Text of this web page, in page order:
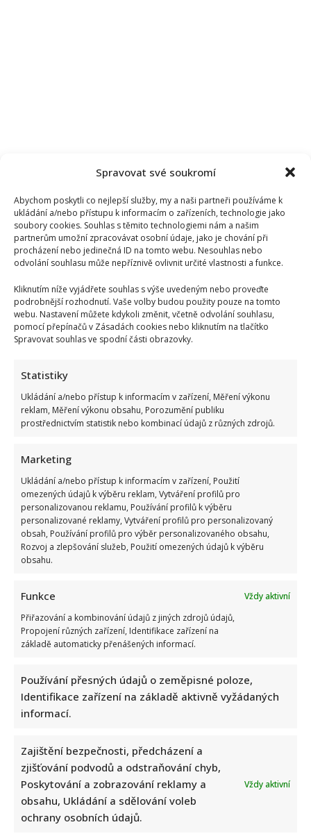
Spravovat své soukromí
Abychom poskytli co nejlepší služby, my a naši partneři používáme k
ukládání a/nebo přístupu k informacím o zařízeních, technologie jako
soubory cookies. Souhlas s těmito technologiemi nám a našim
partnerům umožní zpracovávat osobní údaje, jako je chování při
procházení nebo jedinečná ID na tomto webu. Nesouhlas nebo
odvolání souhlasu může nepříznivě ovlivnit určité vlastnosti a funkce.
Kliknutím níže vyjádřete souhlas s výše uvedeným nebo proveďte
podrobnější rozhodnutí. Vaše volby budou použity pouze na tomto
webu. Nastavení můžete kdykoli změnit, včetně odvolání souhlasu,
pomocí přepínačů v Zásadách cookies nebo kliknutím na tlačítko
Spravovat souhlas ve spodní části obrazovky.
Statistiky
Ukládání a/nebo přístup k informacím v zařízení, Měření výkonu
reklam, Měření výkonu obsahu, Porozumění publiku
prostřednictvím statistik nebo kombinací údajů z různých zdrojů.
Marketing
Ukládání a/nebo přístup k informacím v zařízení, Použití
omezených údajů k výběru reklam, Vytváření profilů pro
personalizovanou reklamu, Používání profilů k výběru
personalizované reklamy, Vytváření profilů pro personalizovaný
obsah, Používání profilů pro výběr personalizovaného obsahu,
Rozvoj a zlepšování služeb, Použití omezených údajů k výběru
obsahu.
Funkce
Vždy aktivní
Přiřazování a kombinování údajů z jiných zdrojů údajů,
Propojení různých zařízení, Identifikace zařízení na
základě automaticky přenášených informací.
Používání přesných údajů o zeměpisné poloze,
Identifikace zařízení na základě aktivně vyžádaných
informací.
Zajištění bezpečnosti, předcházení a
zjišťování podvodů a odstraňování chyb,
Poskytování a zobrazování reklamy a
obsahu, Ukládání a sdělování voleb
ochrany osobních údajů.
Vždy aktivní
se skóre nad 7/10 mohou být pyšní
Markéta Děrgelová o rozchodu s Vojtou Dykem mluví
nerada: Po bolestivém konci však také našla lásku
Test vědomostí o lidském těle: Kdo získá 10 z 10 bodů,
Nejhezčí česká herečka roku 2026: Do úzkého výběru se
dostalo jen 5 jmen. Sandeva i Geislerová měly jistotu